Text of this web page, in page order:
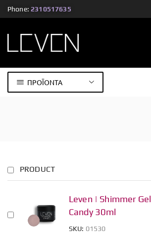
Phone: 2310517635
ΠΡΟΪΟΝΤΑ
PRODUCT
Leven | Shimmer Gel
Candy 30ml
SKU: 01530